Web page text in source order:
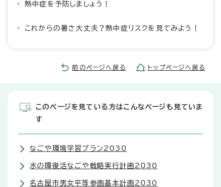
熱中症を予防しましょう！
これからの暑さ大丈夫？熱中症リスクを見てみよう！
前のページへ戻る トップページへ戻る
このページを見ている方はこんなページも見ていま
す
なごや環境学習プラン2030
水の環復活なごや戦略実行計画2030
名古屋市男女平等参画基本計画2030